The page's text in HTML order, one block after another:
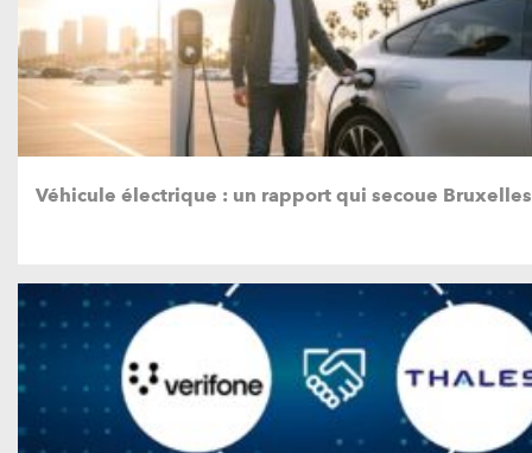
Véhicule électrique : un rapport qui secoue